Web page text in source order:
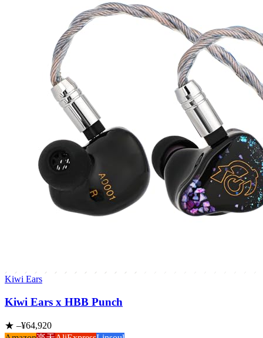
Kiwi Ears
Kiwi Ears x HBB Punch
★ –¥64,920